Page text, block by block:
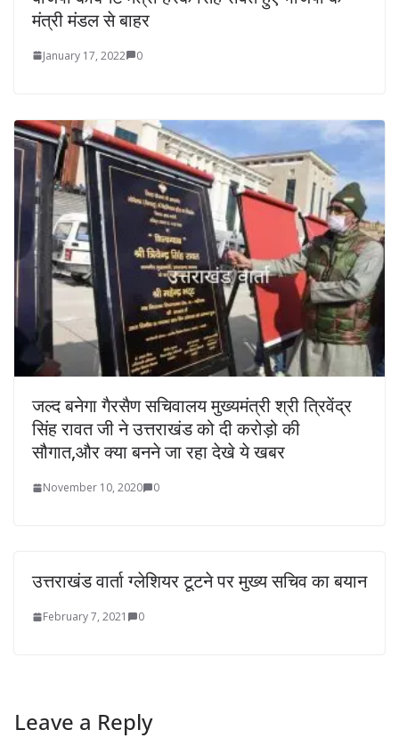
मंत्री मंडल से बाहर
January 17, 2022 0
जल्द बनेगा गैरसैण सचिवालय मुख्यमंत्री श्री त्रिवेंद्र
सिंह रावत जी ने उत्तराखंड को दी करोड़ो की
सौगात,और क्या बनने जा रहा देखे ये खबर
November 10, 2020 0
उत्तराखंड वार्ता ग्लेशियर टूटने पर मुख्य सचिव का बयान
February 7, 2021 0
Leave a Reply